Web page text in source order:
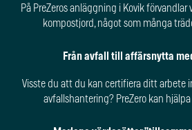
På PreZeros anläggning i Kovik
kompostjord, något som många
Från avfall till affärsnytta
Visste du att du kan certifiera ditt arbete
avfallshantering? PreZero kan